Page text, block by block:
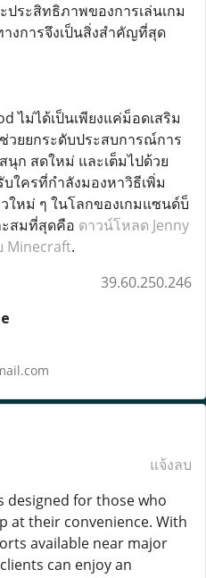
ระสิทธิภาพของการเล่นเกม
งการจึงเป็นสิ่งสำคัญที่สุด
ไม่ได้เป็นเพียงแค่ม็อดเสริม
วยยกระดับประสบการณ์การ
ก สดใหม่ และเต็มไปด้วย
ใครที่กำลังมองหาวิธีเพิ่ม
ใหม่ ๆ ในโลกของเกมแซนด์บ็
สมที่สุดคือ ดาวน์โหลด Jenny
Minecraft.
39.60.250.246
แจ้งลบ
designed for those who
at their convenience. With
available near major
can enjoy an